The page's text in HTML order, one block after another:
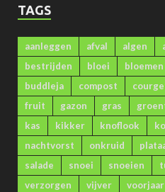
TAGS
aanleggen afval algen
bestrijden
bloei bloemen
buddleja
compost
fruit
gazon gras
kas
kikker knoflook
nachtvorst
onkruid
salade
snoei snoeien
verzorgen
vijver voorjaar